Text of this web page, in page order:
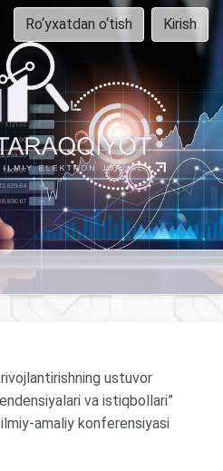
Ro‘yxatdan o‘tish Kirish
ustuvor
va istiqbollari”
amaliy konferensiyasi